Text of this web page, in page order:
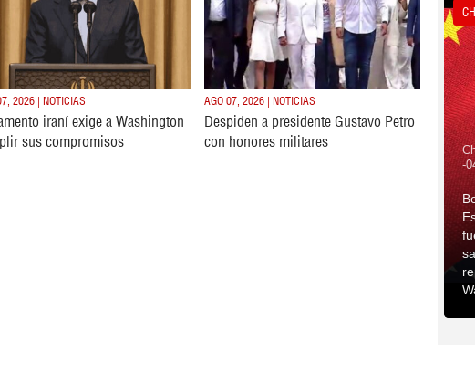
2026 | NOTICIAS
iraní exige a Washington
sus compromisos
AGO 07, 2026 | NOTICIAS
Despiden a presidente Gustavo Petro
con honores militares
-